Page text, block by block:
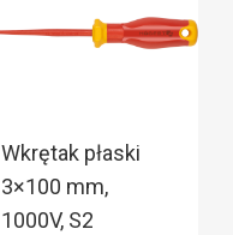
Wkrętak płaski
3×100 mm,
1000V, S2